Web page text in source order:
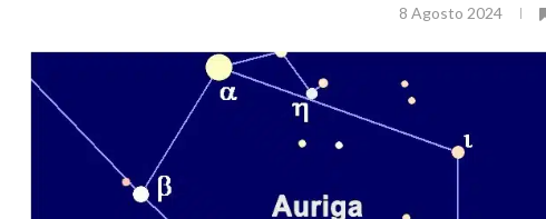
8 Agosto 2024